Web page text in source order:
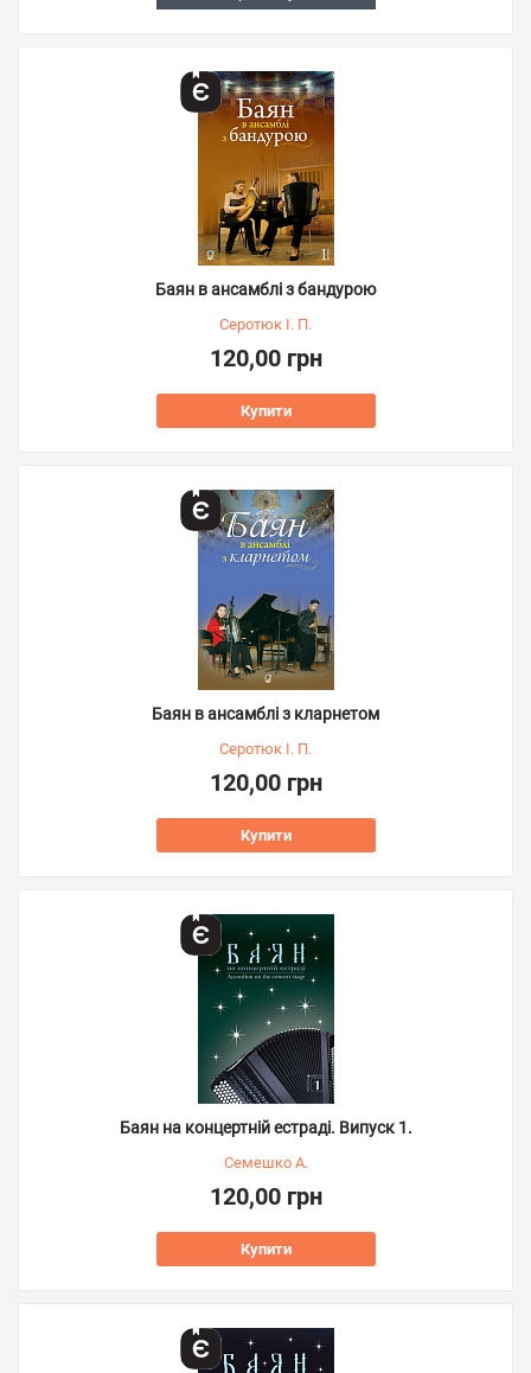
Баян в ансамблі з бандурою
Серотюк І. П.
120,00 грн
Купити
Баян в ансамблі з кларнетом
Серотюк І. П.
120,00 грн
Купити
Баян на концертній естраді. Випуск 1.
Семешко А.
120,00 грн
Купити